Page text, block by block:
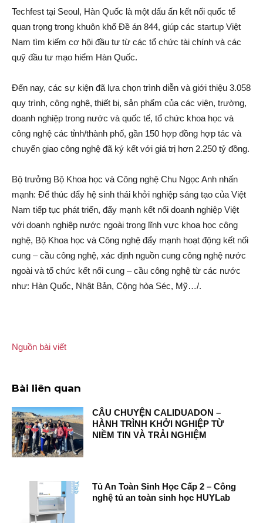
Techfest tại Seoul, Hàn Quốc là một dấu ấn kết nối quốc tế
quan trọng trong khuôn khổ Đề án 844, giúp các startup Việt
Nam tìm kiếm cơ hội đầu tư từ các tổ chức tài chính và các
quỹ đầu tư mạo hiểm Hàn Quốc.
Đến nay, các sự kiện đã lựa chọn trình diễn và giới thiệu 3.058
quy trình, công nghệ, thiết bị, sản phẩm của các viện, trường,
doanh nghiệp trong nước và quốc tế, tổ chức khoa học và
công nghệ các tỉnh/thành phố, gần 150 hợp đồng hợp tác và
chuyển giao công nghệ đã ký kết với giá trị hơn 2.250 tỷ đồng.
Bộ trưởng Bộ Khoa học và Công nghệ Chu Ngọc Anh nhấn
mạnh: Để thúc đẩy hệ sinh thái khởi nghiệp sáng tạo của Việt
Nam tiếp tục phát triển, đẩy mạnh kết nối doanh nghiệp Việt
với doanh nghiệp nước ngoài trong lĩnh vực khoa học công
nghệ, Bộ Khoa học và Công nghệ đẩy mạnh hoạt động kết nối
cung – cầu công nghệ, xác định nguồn cung công nghệ nước
ngoài và tổ chức kết nối cung – cầu công nghệ từ các nước
như: Hàn Quốc, Nhật Bản, Cộng hòa Séc, Mỹ…/.
Nguồn bài viết
Bài liên quan
CÂU CHUYỆN CALIDUADON –
HÀNH TRÌNH KHỞI NGHIỆP TỪ
NIỀM TIN VÀ TRẢI NGHIỆM
Tủ An Toàn Sinh Học Cấp 2 – Công
nghệ tủ an toàn sinh học HUYLab